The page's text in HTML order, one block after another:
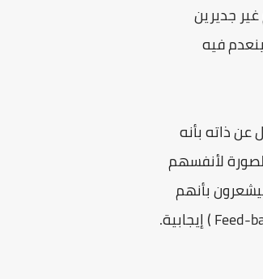
جديرين
فيه
عن ذاته بأنه
لأنفسهم
بأنهم